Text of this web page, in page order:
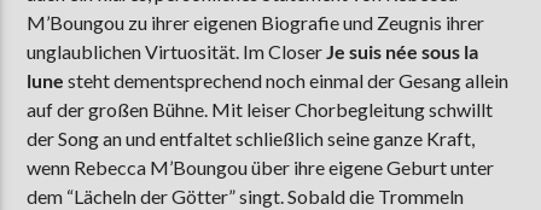
M’Boungou zu ihrer eigenen Biografie und Zeugnis ihrer
unglaublichen Virtuosität. Im CloserJe suis née sous la
lune steht dementsprechend noch einmal der Gesang allein
auf der großen Bühne. Mit leiser Chorbegleitung schwillt
der Song an und entfaltet schließlich seine ganze Kraft,
wenn Rebecca M’Boungou über ihre eigene Geburt unter
dem “Lächeln der Götter” singt. Sobald die Trommeln